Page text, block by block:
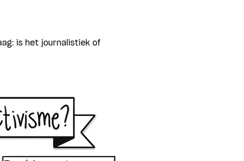
is het journalistiek of